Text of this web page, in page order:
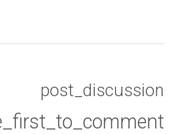
post_discussion